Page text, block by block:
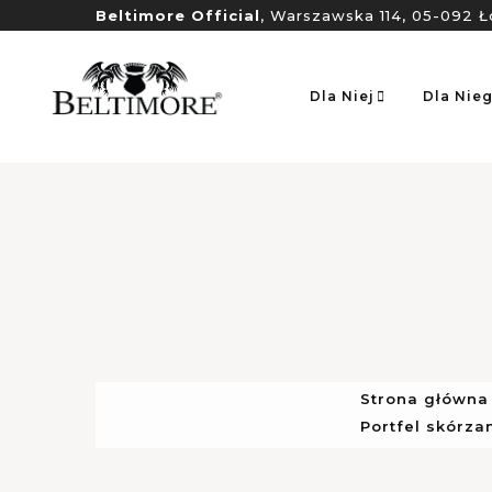
Beltimore Official, Warszawska 114, 05-092
Dla Niej Dla
Strona główna
Portfel